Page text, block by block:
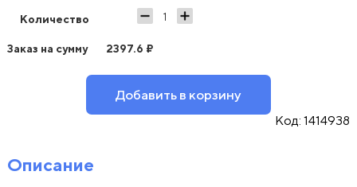
Количество
Заказ на сумму 2397.6 ₽
Добавить в корзину
Код: 1414938
Описание